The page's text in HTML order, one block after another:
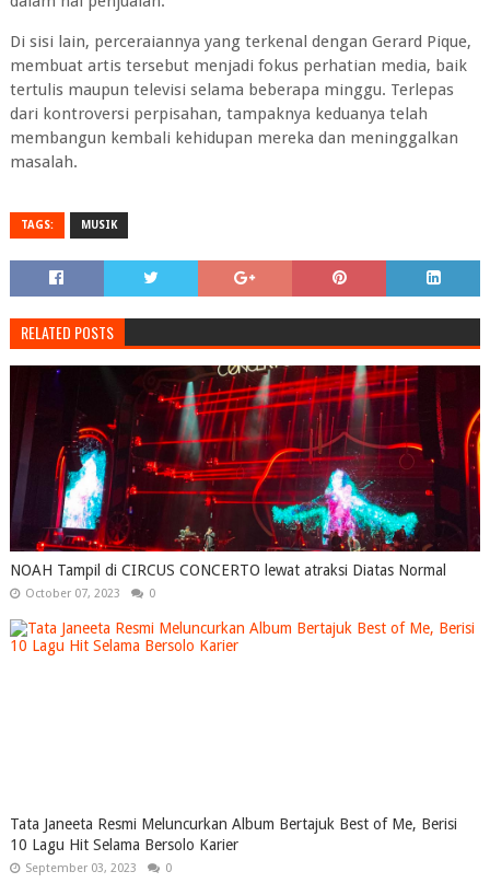
Di sisi lain, perceraiannya yang terkenal dengan Gerard Pique,
membuat artis tersebut menjadi fokus perhatian media, baik
tertulis maupun televisi selama beberapa minggu. Terlepas
dari kontroversi perpisahan, tampaknya keduanya telah
membangun kembali kehidupan mereka dan meninggalkan
masalah.
TAGS: MUSIK
RELATED POSTS
NOAH Tampil di CIRCUS CONCERTO lewat atraksi Diatas Normal
October 07, 2023 0
Tata Janeeta Resmi Meluncurkan Album Bertajuk Best of Me, Berisi
10 Lagu Hit Selama Bersolo Karier
September 03, 2023 0